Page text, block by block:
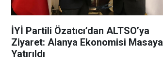
İYİ Partili Özatıcı’dan ALTSO’ya
Ziyaret: Alanya Ekonomisi Masaya
Yatırıldı